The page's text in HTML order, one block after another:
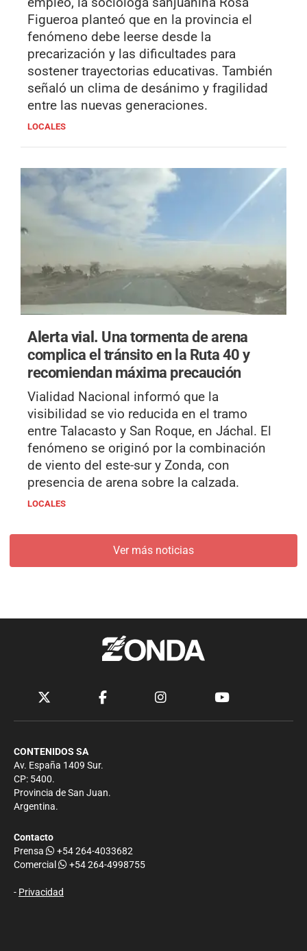
Figueroa planteó que en la provincia el
fenómeno debe leerse desde la
precarización y las dificultades para
sostener trayectorias educativas. También
señaló un clima de desánimo y fragilidad
entre las nuevas generaciones.
LOCALES
Alerta vial. Una tormenta de arena
complica el tránsito en la Ruta 40 y
recomiendan máxima precaución
Vialidad Nacional informó que la
visibilidad se vio reducida en el tramo
entre Talacasto y San Roque, en Jáchal. El
fenómeno se originó por la combinación
de viento del este-sur y Zonda, con
presencia de arena sobre la calzada.
LOCALES
Ver más noticias
CONTENIDOS SA
Av. España 1409 Sur.
CP: 5400.
Provincia de San Juan.
Argentina.
Contacto
Prensa
+54 264-4033682
Comercial
+54 264-4998755
- Privacidad